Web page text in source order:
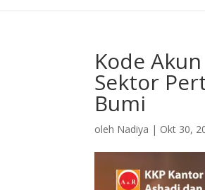
Kode
Sektor
Bumi
oleh Nadiya | Okt 30,